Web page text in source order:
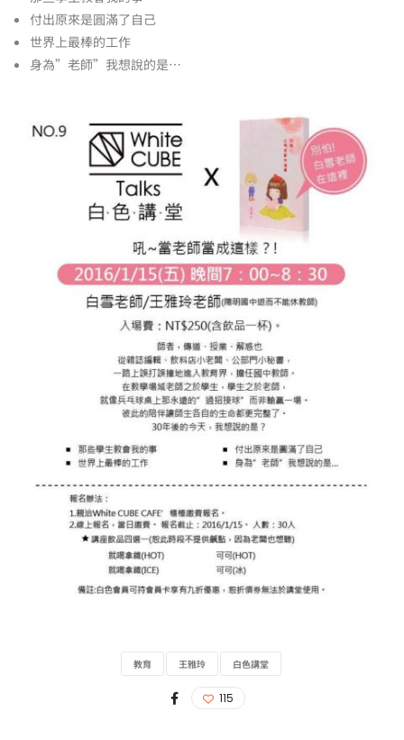
付出原來是圓滿了自己
世界上最棒的工作
身為”老師”我想說的是…
教育 王雅玲 白色講堂
115